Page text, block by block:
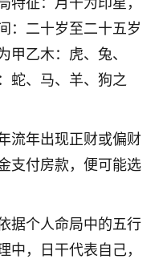
：二十岁至二十五岁
乙木：虎、兔、
蛇、马、羊、狗之
流年出现正财或偏财
支付房款，便可能选
据个人命局中的五行
，日干代表自己，
18
上学，一说她就要死要活
，朋友给我推荐的慧来老
，这半年来，法事一个个
样，不期望她能考多好的
书读了，身体心理都健健
16